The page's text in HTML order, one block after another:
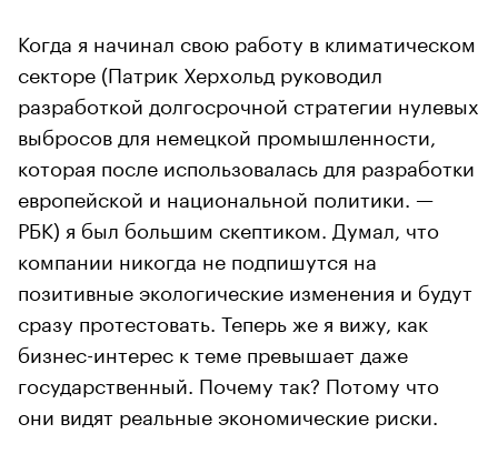
Когда я начинал свою работу в климатическом
секторе (Патрик Херхольд руководил
разработкой долгосрочной стратегии нулевых
выбросов для немецкой промышленности,
которая после использовалась для разработки
европейской и национальной политики. —
РБК) я был большим скептиком. Думал, что
компании никогда не подпишутся на
позитивные экологические изменения и будут
сразу протестовать. Теперь же я вижу, как
бизнес-интерес к теме превышает даже
государственный. Почему так? Потому что
они видят реальные экономические риски.